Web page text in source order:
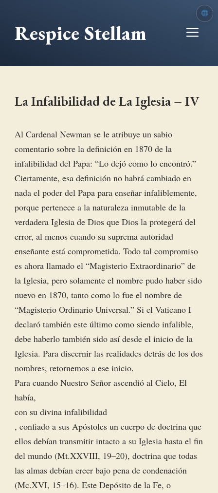
contenido
Respice Stellam
La Infalibilidad de La Iglesia – IV
Al Cardenal Newman se le atribuye un sabio
comentario sobre la definición en 1870 de la
infalibilidad del Papa: “Lo dejó como lo encontró.”
Ciertamente, esa definición no habrá cambiado en
nada el poder del Papa para enseñar infaliblemente,
porque pertenece a la naturaleza inmutable de la
verdadera Iglesia de Dios que Dios la protegerá del
error, al menos cuando su suprema autoridad
enseñante está comprometida. Todo tal compromiso
es ahora llamado el “Magisterio Extraordinario” de
la Iglesia, pero solamente el nombre pudo haber sido
nuevo en 1870, tanto como lo fue el nombre de
“Magisterio Ordinario Universal.” Si el Vaticano I
declaró también este último como siendo infalible,
debe haberlo también sido así desde el inicio de la
Iglesia. Para discernir las realidades detrás de los dos
nombres, retornemos a ese inicio.
Para cuando Nuestro Señor ascendió al Cielo, El
había,
con su divina infalibilidad
, confiado a sus Apóstoles un cuerpo de doctrina que
ellos debían transmitir intacto a su Iglesia hasta el fin
del mundo (Mt.XXVIII, 19–20), doctrina que todas
las almas debían creer bajo pena de condenación
(Mc.XVI, 15–16). Este Depósito de la Fe, o